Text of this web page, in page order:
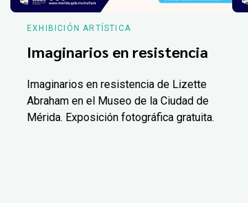
EXHIBICIÓN ARTÍSTICA
Imaginarios en resistencia
Imaginarios en resistencia de Lizette
Abraham en el Museo de la Ciudad de
Mérida. Exposición fotográfica gratuita.